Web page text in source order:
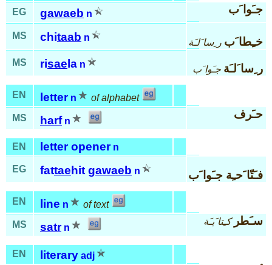
EG
gawaeb n جـَوا َب
MS chitaab n خـِطا َب ر ِسا َلـَة
MS
risae la n ر ِسا َلـَة جـَوا َب
EN letter n
of alphabet
MS
harf n
حـَرف
EN letter opener n
EG fattaehit gawaeb n فـَتّا َحـِة جـَوا َب
EN line n
of text
MS
satr n
سـَطر كـِتا َبـَة
EN literary adj